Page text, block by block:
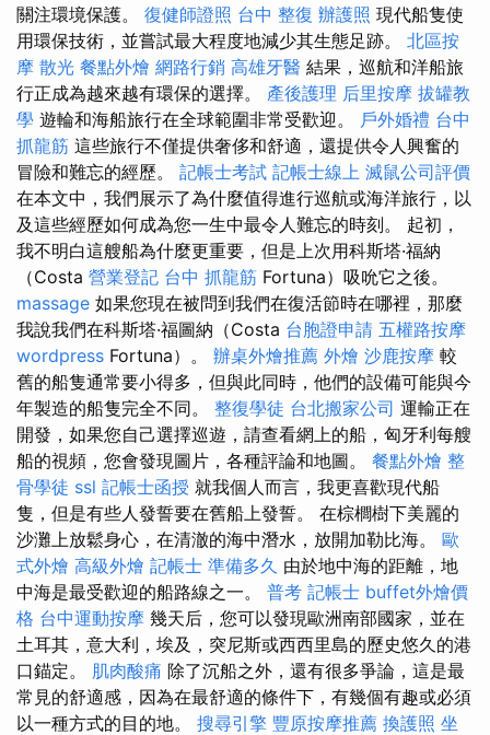
關注環境保護。 復健師證照 台中 整復 辦護照 現代船隻使
用環保技術，並嘗試最大程度地減少其生態足跡。 北區按
摩 散光 餐點外燴 網路行銷 高雄牙醫 結果，巡航和洋船旅
行正成為越來越有環保的選擇。 產後護理 后里按摩 拔罐教
學 遊輪和海船旅行在全球範圍非常受歡迎。 戶外婚禮 台中
抓龍筋 這些旅行不僅提供奢侈和舒適，還提供令人興奮的
冒險和難忘的經歷。 記帳士考試 記帳士線上 滅鼠公司評價
在本文中，我們展示了為什麼值得進行巡航或海洋旅行，以
及這些經歷如何成為您一生中最令人難忘的時刻。 起初，
我不明白這艘船為什麼更重要，但是上次用科斯塔·福納
（Costa 營業登記 台中 抓龍筋 Fortuna）吸吮它之後。
massage 如果您現在被問到我們在復活節時在哪裡，那麼
我說我們在科斯塔·福圖納（Costa 台胞證申請 五權路按摩
wordpress Fortuna）。 辦桌外燴推薦 外燴 沙鹿按摩 較
舊的船隻通常要小得多，但與此同時，他們的設備可能與今
年製造的船隻完全不同。 整復學徒 台北搬家公司 運輸正在
開發，如果您自己選擇巡遊，請查看網上的船，匈牙利每艘
船的視頻，您會發現圖片，各種評論和地圖。 餐點外燴 整
骨學徒 ssl 記帳士函授 就我個人而言，我更喜歡現代船
隻，但是有些人發誓要在舊船上發誓。 在棕櫚樹下美麗的
沙灘上放鬆身心，在清澈的海中潛水，放開加勒比海。 歐
式外燴 高級外燴 記帳士 準備多久 由於地中海的距離，地
中海是最受歡迎的船路線之一。 普考 記帳士 buffet外燴價
格 台中運動按摩 幾天后，您可以發現歐洲南部國家，並在
土耳其，意大利，埃及，突尼斯或西西里島的歷史悠久的港
口錨定。 肌肉酸痛 除了沉船之外，還有很多爭論，這是最
常見的舒適感，因為在最舒適的條件下，有幾個有趣或必須
以一種方式的目的地。 搜尋引擎 豐原按摩推薦 換護照 坐